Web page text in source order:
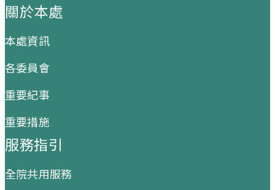
關於本處
本處資訊
各委員會
重要紀事
重要措施
服務指引
全院共用服務